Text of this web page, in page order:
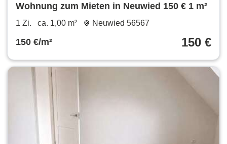
Wohnung zum Mieten in Neuwied 150 € 1 m²
1 Zi. ca. 1,00 m² Neuwied 56567
150 €/m² 150 €